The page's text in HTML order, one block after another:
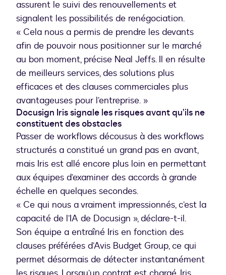
assurent le suivi des renouvellements et
signalent les possibilités de renégociation.
« Cela nous a permis de prendre les devants
afin de pouvoir nous positionner sur le marché
au bon moment, précise Neal Jeffs. Il en résulte
de meilleurs services, des solutions plus
efficaces et des clauses commerciales plus
avantageuses pour l’entreprise. »
Docusign Iris signale les risques avant qu’ils ne
constituent des obstacles
Passer de workflows décousus à des workflows
structurés a constitué un grand pas en avant,
mais Iris est allé encore plus loin en permettant
aux équipes d’examiner des accords à grande
échelle en quelques secondes.
« Ce qui nous a vraiment impressionnés, c’est la
capacité de l’IA de Docusign », déclare-t-il.
Son équipe a entraîné Iris en fonction des
clauses préférées d’Avis Budget Group, ce qui
permet désormais de détecter instantanément